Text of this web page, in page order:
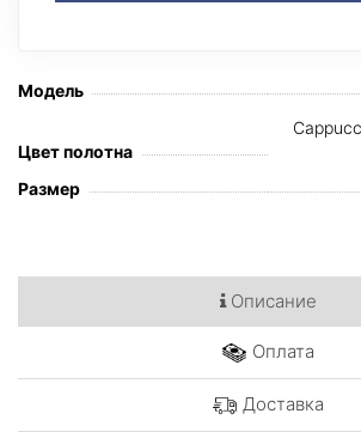
Модель
Цвет полотна
Размер
Описание
Оплата
Доставка